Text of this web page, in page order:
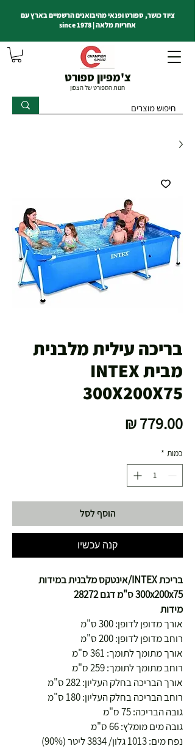
צ'מפיון ספורט
חנות הספורט של הצפון
ציוד כושר, ספורט ופנאי מהיבואנים הרשמיים בארץ עם
אחריות מלאה | since 1978
בריכה עילית מלבנית
מבית INTEX
300X200X75
כמות *
הוסף לסל
קנה עכשיו
בריכת INTEX/אינטקס מלבנית במידות
300x200x75 ס"מ דגם 28272
מידות
אורך מדופן לדופן: 300 ס"מ
רוחב מדופן לדופן: 200 ס"מ
אורך מתומך לתומך: 361 ס"מ
רוחב מתומך לתומך: 259 ס"מ
אורך הבריכה בחלק העליון: 282 ס"מ
רוחב הבריכה בחלק העליון: 180 ס"מ
גובה הבריכה: 75 ס"מ
גובה מים מומלץ: 66 ס"מ
נפח מים: 1013 גלון/ 3834 ליטר (90%)